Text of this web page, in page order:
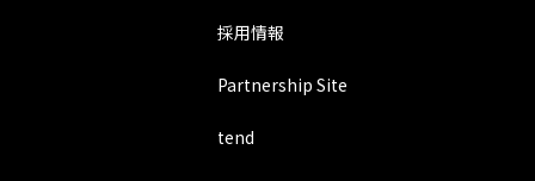
採用情報
Partnership Site
tend